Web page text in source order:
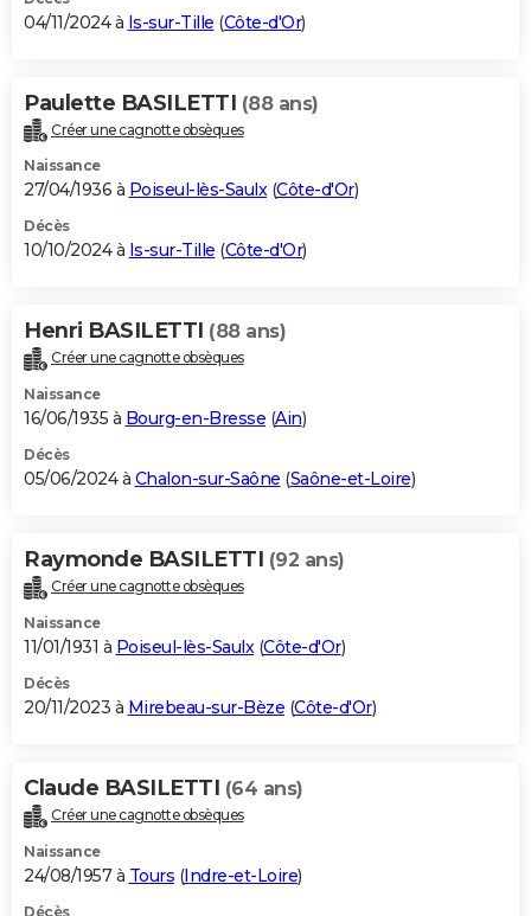
04/11/2024 à Is-sur-Tille (Côte-d'Or)
Paulette BASILETTI (88 ans)
Créer une cagnotte obsèques
Naissance
27/04/1936 à Poiseul-lès-Saulx(Côte-d'Or)
Décès
10/10/2024 à Is-sur-Tille (Côte-d'Or)
Henri BASILETTI (88 ans)
Créer une cagnotte obsèques
Naissance
16/06/1935 à Bourg-en-Bresse (Ain)
Décès
05/06/2024 à Chalon-sur-Saône (Saône-et-Loire)
Raymonde BASILETTI (92 ans)
Créer une cagnotte obsèques
Naissance
11/01/1931 à Poiseul-lès-Saulx(Côte-d'Or)
Décès
20/11/2023 à Mirebeau-sur-Bèze (Côte-d'Or)
Claude BASILETTI (64 ans)
Créer une cagnotte obsèques
Naissance
24/08/1957 à Tours (Indre-et-Loire)
Décès